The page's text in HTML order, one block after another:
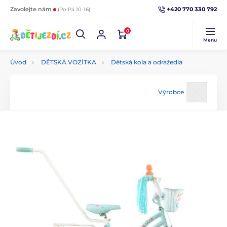
Zavolejte nám (Po-Pá 10-16) +420 770 330 792
0
Menu
Úvod DĚTSKÁ VOZÍTKA Dětská kola a odrážedla
Výrobce